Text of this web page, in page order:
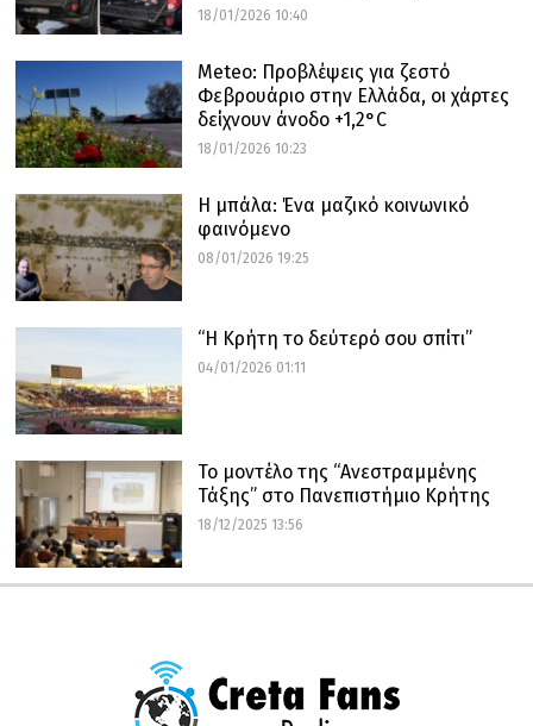
18/01/2026 10:40
Meteo: Προβλέψεις για ζεστό
Φεβρουάριο στην Ελλάδα, οι χάρτες
δείχνουν άνοδο +1,2°C
18/01/2026 10:23
Η μπάλα: Ένα μαζικό κοινωνικό
φαινόμενο
08/01/2026 19:25
“Η Κρήτη το δεύτερό σου σπίτι”
04/01/2026 01:11
Το μοντέλο της “Ανεστραμμένης
Τάξης” στο Πανεπιστήμιο Κρήτης
18/12/2025 13:56